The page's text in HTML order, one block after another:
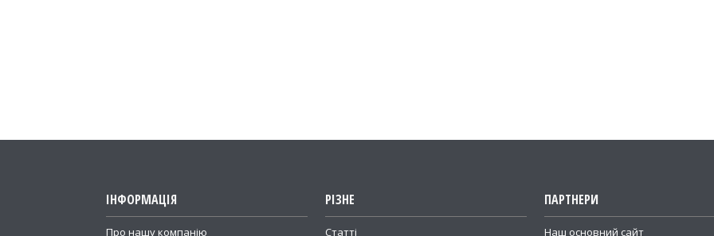
ІНФОРМАЦІЯ
Про нашу компанію
РІЗНЕ
Статті
ПАРТНЕРИ
Наш основний сайт